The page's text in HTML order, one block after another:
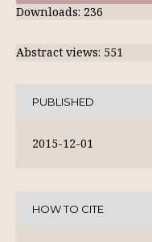
Downloads: 236
Abstract views: 551
PUBLISHED
2015-12-01
HOW TO CITE